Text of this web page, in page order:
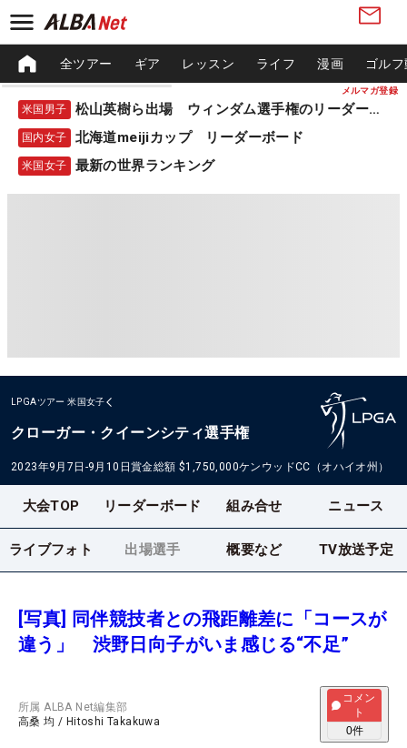
メルマガ登録
全ツアー ギア レッスン ライフ 漫画 ゴル
米国男子 松山英樹ら出場 ウィンダム選手権のリーダーボード
国内女子 北海道meijiカップ リーダーボード
米国女子 最新の世界ランキング
LPGAツアー 米国女子
クローガー・クイーンシティ選手権
2023年9月7日-9月10日賞金総額 $1,750,000ケンウッドCC（オハイオ州）
大会TOP リーダーボード 組み合せ ニュース
ライブフォト 出場選手 概要など TV放送予定
[写真] 同伴競技者との飛距離差に「コースが
違う」 渋野日向子がいま感じる“不足”
所属ALBA Net編集部
高桑 均 / Hitoshi Takakuwa
コメン
ト
0件